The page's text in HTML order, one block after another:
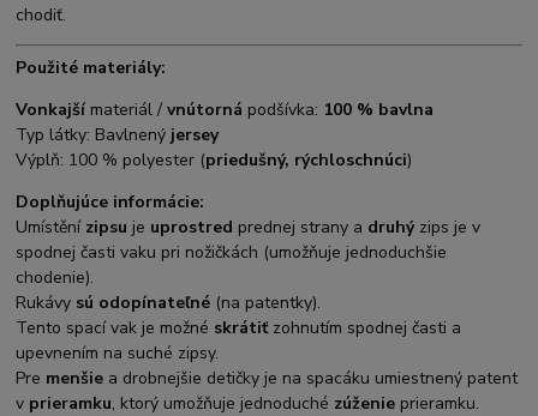
chodiť.
Použité materiály:
Vonkajší materiál /vnútorná podšívka: 100 % bavlna
Typ látky: Bavlnený jersey
Výplň: 100 % polyester (priedušný, rýchloschnúci)
Doplňujúce informácie:
Umístění zipsu je uprostred prednej strany a druhý zips je v
spodnej časti vaku pri nožičkách (umožňuje jednoduchšie
chodenie).
Rukávy sú odopínateľné (na patentky).
Tento spací vak je možné skrátiť zohnutím spodnej časti a
upevnením na suché zipsy.
Pre menšie a drobnejšie detičky je na spacáku umiestnený patent
v prieramku, ktorý umožňuje jednoduché zúženie prieramku.